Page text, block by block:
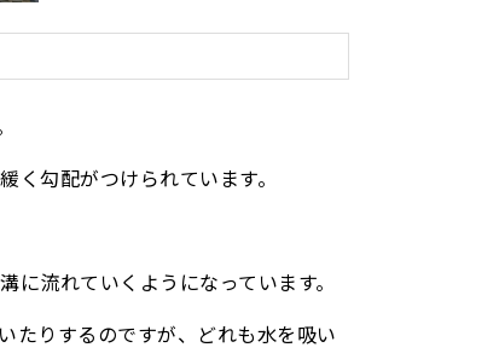
勾配がつけられています。
流れていくようになっています。
たりするのですが、どれも水を吸い